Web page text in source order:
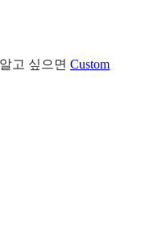
고 싶으면 Custom